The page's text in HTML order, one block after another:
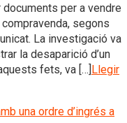
per a vendre
segons
La investigació va
la desaparició d’un
fets, va […]Llegir